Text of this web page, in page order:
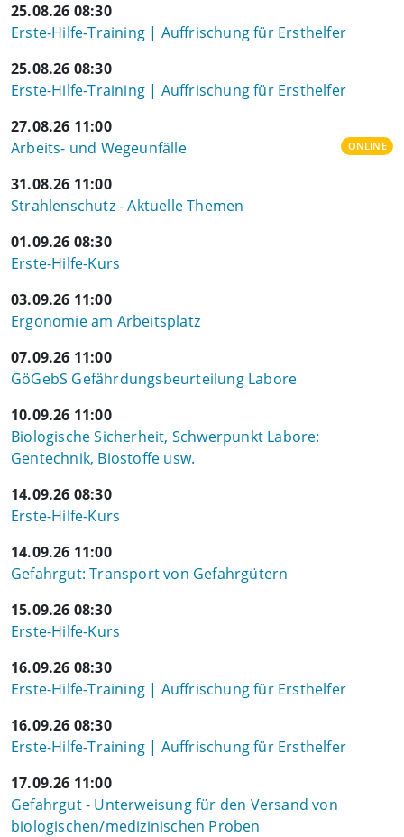
25.08.26 08:30
Erste-Hilfe-Training | Auffrischung für Ersthelfer
25.08.26 08:30
Erste-Hilfe-Training | Auffrischung für Ersthelfer
27.08.26 11:00
Arbeits- und Wegeunfälle
ONLINE
31.08.26 11:00
Strahlenschutz - Aktuelle Themen
01.09.26 08:30
Erste-Hilfe-Kurs
03.09.26 11:00
Ergonomie am Arbeitsplatz
07.09.26 11:00
GöGebS Gefährdungsbeurteilung Labore
10.09.26 11:00
Biologische Sicherheit, Schwerpunkt Labore:
Gentechnik, Biostoffe usw.
14.09.26 08:30
Erste-Hilfe-Kurs
14.09.26 11:00
Gefahrgut: Transport von Gefahrgütern
15.09.26 08:30
Erste-Hilfe-Kurs
16.09.26 08:30
Erste-Hilfe-Training | Auffrischung für Ersthelfer
16.09.26 08:30
Erste-Hilfe-Training | Auffrischung für Ersthelfer
17.09.26 11:00
Gefahrgut - Unterweisung für den Versand von
biologischen/medizinischen Proben